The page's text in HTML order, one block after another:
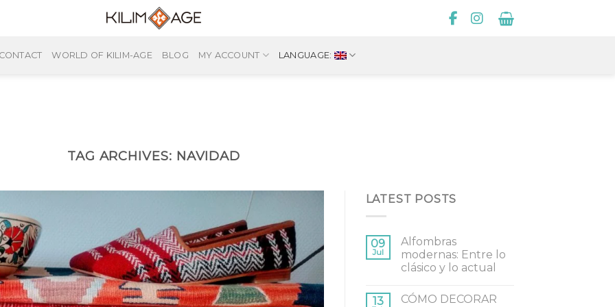
CONTACT WORLD OF KILIM-AGE BLOG MY ACCOUNT LANGUAGE:
TAG ARCHIVES: NAVIDAD
LATEST POSTS
09
Jul
Alfombras
modernas: Entre lo
clásico y lo actual
13
CÓMO DECORAR